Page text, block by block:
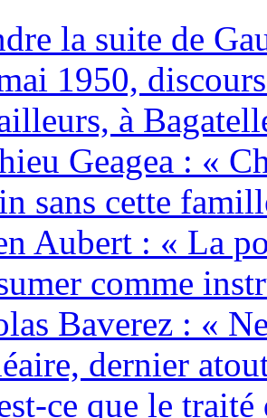
la suite de
1950,
à
Geagea : «
sans cette
Aubert : « La
comme
Baverez : «
dernier
ce que le traité